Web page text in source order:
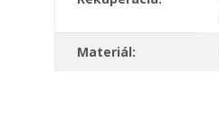
Materiál: